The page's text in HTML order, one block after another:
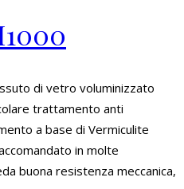
di vetro voluminizzato
trattamento anti
a base di Vermiculite
in molte
buona resistenza meccanica,